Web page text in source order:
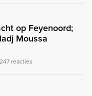
op Feyenoord;
Moussa
247 reacties